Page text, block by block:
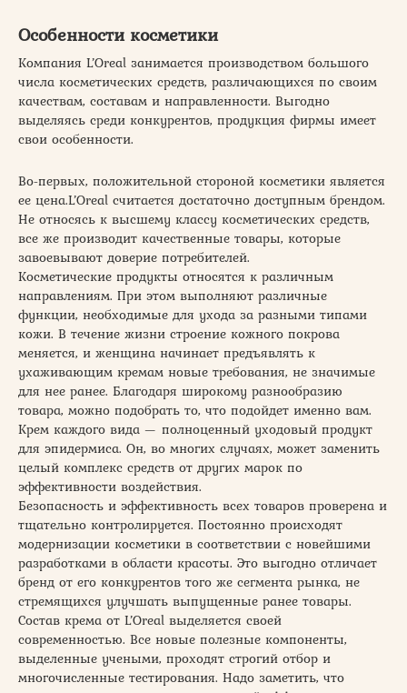
Особенности косметики
Компания L’Oreal занимается производством большого
числа косметических средств, различающихся по своим
качествам, составам и направленности. Выгодно
выделяясь среди конкурентов, продукция фирмы имеет
свои особенности.
Во-первых, положительной стороной косметики является
ее цена.L’Oreal считается достаточно доступным брендом.
Не относясь к высшему классу косметических средств,
все же производит качественные товары, которые
завоевывают доверие потребителей.
Косметические продукты относятся к различным
направлениям. При этом выполняют различные
функции, необходимые для ухода за разными типами
кожи. В течение жизни строение кожного покрова
меняется, и женщина начинает предъявлять к
ухаживающим кремам новые требования, не значимые
для нее ранее. Благодаря широкому разнообразию
товара, можно подобрать то, что подойдет именно вам.
Крем каждого вида — полноценный уходовый продукт
для эпидермиса. Он, во многих случаях, может заменить
целый комплекс средств от других марок по
эффективности воздействия.
Безопасность и эффективность всех товаров проверена и
тщательно контролируется. Постоянно происходят
модернизации косметики в соответствии с новейшими
разработками в области красоты. Это выгодно отличает
бренд от его конкурентов того же сегмента рынка, не
стремящихся улучшать выпущенные ранее товары.
Состав крема от L’Oreal выделяется своей
современностью. Все новые полезные компоненты,
выделенные учеными, проходят строгий отбор и
многочисленные тестирования. Надо заметить, что